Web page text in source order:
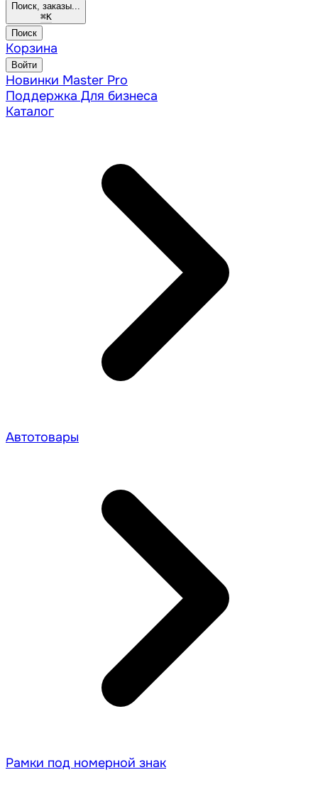
Поиск, заказы...
⌘K
Поиск
Корзина
Войти
Новинки Master Pro
Поддержка Для бизнеса
Каталог
Автотовары
Рамки под номерной знак